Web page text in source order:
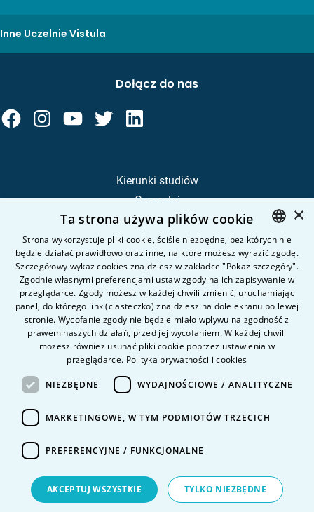
Inne Uczelnie Vistula
Kierunki studiów
O uczelni
Kandydat
Student
Nauka i badania
Intranet
Pytania i odpowiedzi
Kontakt
Kariera na uczelni
Dane Osobowe
Dołącz do nas
POLISH
ENGLISH
×
Ta strona używa plików cookie
Strona wykorzystuje pliki cookie, ściśle niezbędne, bez których nie
będzie działać prawidłowo oraz inne, na które możesz wyrazić zgodę.
Szczegółowy wykaz cookies znajdziesz w zakładce "Pokaż szczegóły".
Zgodnie własnymi preferencjami ustaw zgody na ich zapisywanie w
przeglądarce. Zgody możesz w każdej chwili zmienić, uruchamiając
panel, do którego link (ciasteczko) znajdziesz na dole ekranu po lewej
stronie. Wycofanie zgody nie będzie miało wpływu na zgodność z
prawem naszych działań, przed jej wycofaniem. W każdej chwili
możesz również usunąć pliki cookie poprzez ustawienia w
przeglądarce. Polityka prywatności i cookies
NIEZBĘDNE WYDAJNOŚCIOWE / ANALITYCZNE
MARKETINGOWE, W TYM PODMIOTÓW TRZECICH
PREFERENCYJNE / FUNKCJONALNE
AKCEPTUJ WSZYSTKIE TYLKO NIEZBĘDNE